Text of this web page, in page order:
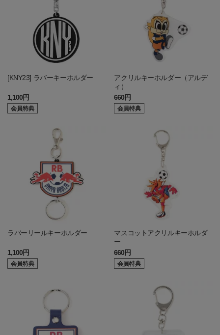
[KNY23] ラバーキーホルダー
1,100円
会員特典
アクリルキーホルダー（アルデ
ィ）
660円
会員特典
ラバーリールキーホルダー
1,100円
会員特典
マスコットアクリルキーホルダ
ー
660円
会員特典